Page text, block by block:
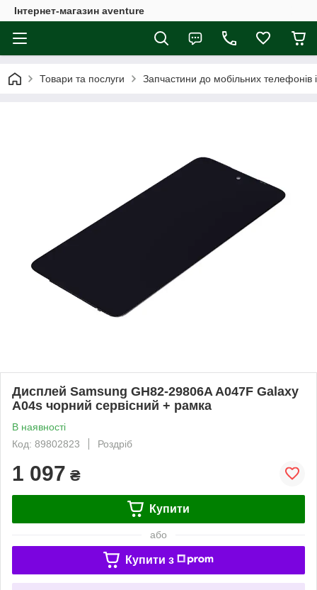
Інтернет-магазин aventure
Товари та послуги Запчастини до мобільних телефонів
Дисплей Samsung GH82-29806A A047F Galaxy
A04s чорний сервісний + рамка
В наявності
Код: 89802823
Роздріб
1 097 ₴
Купити
або
Купити з